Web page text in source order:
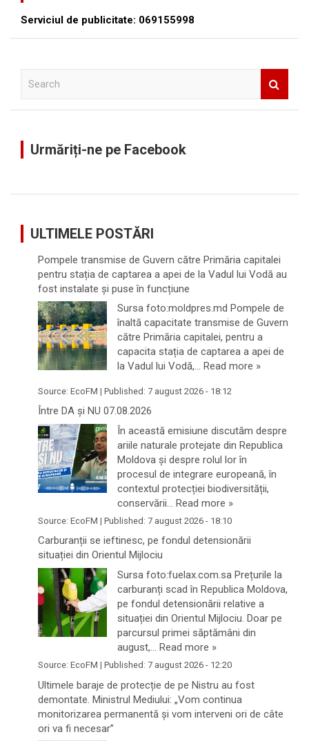
Serviciul de publicitate: 069155998
Urmăriți-ne pe Facebook
ULTIMELE POSTĂRI
Pompele transmise de Guvern către Primăria capitalei
pentru stația de captarea a apei de la Vadul lui Vodă au
fost instalate și puse în funcțiune
Sursa foto:moldpres.md Pompele de
înaltă capacitate transmise de Guvern
către Primăria capitalei, pentru a
capacita stația de captarea a apei de
la Vadul lui Vodă,… Read more »
Source: EcoFM | Published: 7 august 2026 - 18:12
Între DA și NU 07.08.2026
În această emisiune discutăm despre
ariile naturale protejate din Republica
Moldova și despre rolul lor în
procesul de integrare europeană, în
contextul protecției biodiversității,
conservării… Read more »
Source: EcoFM | Published: 7 august 2026 - 18:10
Carburanții se ieftinesc, pe fondul detensionării
situației din Orientul Mijlociu
Sursa foto:fuelax.com.sa Prețurile la
carburanți scad în Republica Moldova,
pe fondul detensionării relative a
situației din Orientul Mijlociu. Doar pe
parcursul primei săptămâni din
august,… Read more »
Source: EcoFM | Published: 7 august 2026 - 12:20
Ultimele baraje de protecție de pe Nistru au fost
demontate. Ministrul Mediului: „Vom continua
monitorizarea permanentă și vom interveni ori de câte
ori va fi necesar”